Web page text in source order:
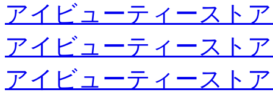
アイビューティースト
アイビューティースト
アイビューティースト